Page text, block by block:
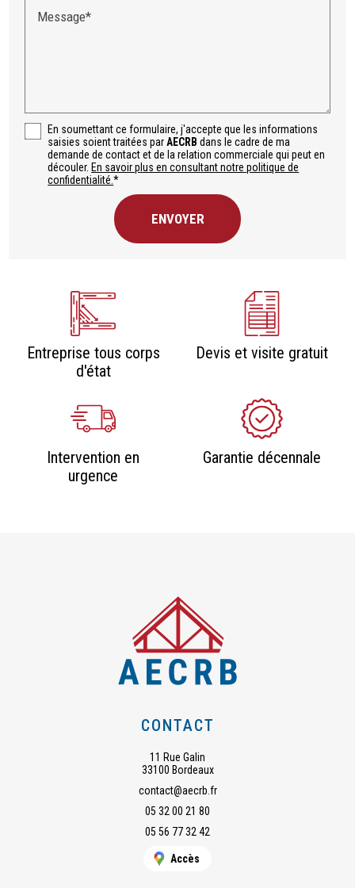
Message*
En soumettant ce formulaire, j'accepte que les informations
saisies soient traitées parAECRB dans le cadre de ma
demande de contact et de la relation commerciale qui peut en
découler. En savoir plus en consultant notre politique de
confidentialité.*
Entreprise tous corps
d'état
Devis et visite gratuit
Intervention en
urgence
Garantie décennale
CONTACT
11 Rue Galin
33100 Bordeaux
contact@aecrb.fr
05 32 00 21 80
05 56 77 32 42
Accès